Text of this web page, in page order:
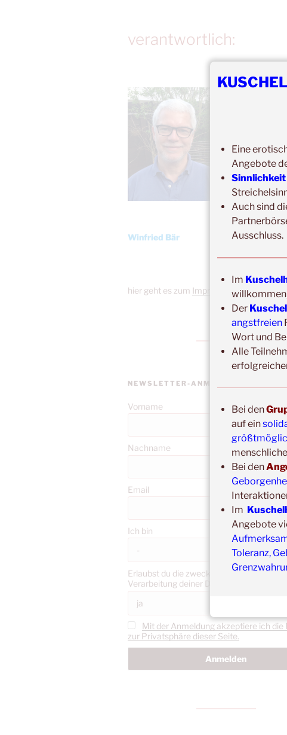
verantwortlich:
Winfried Bär
hier geht es zum Impressum
NEWSLETTER-ANMELDUNG
Vorname
Nachname
Email
Ich bin
Erlaubst du die zweckgebundene
Verarbeitung deiner Daten gemäß DS-
Mit der Anmeldung akzeptiere ich die
zur Privatsphäre dieser Seite.
Eine
Angebote
Sinnlichkeit
Auch sind
Ausschluss.
Im
Der
angstfreien
Wort und
Alle
Bei den
auf ein
Bei den
Im
Angebote
Toleranz,